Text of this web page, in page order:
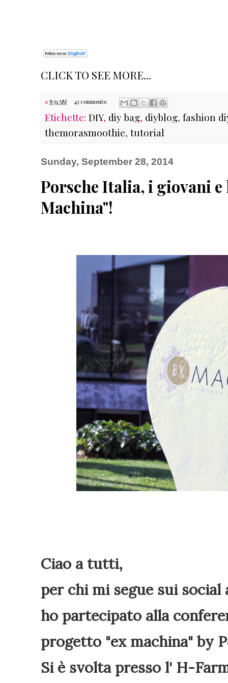
CLICK TO SEE MORE...
a 8:51 AM 43 comments:
Etichette: DIY, diy bag, diyblog, fashion
themorasmoothie, tutorial
Sunday, September 28, 2014
Porsche Italia, i giovani
Machina"!
Ciao a tutti,
per chi mi segue sui
ho partecipato alla
progetto "ex machina" by
Si è svolta presso l' H-